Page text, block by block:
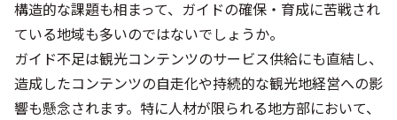
構造的な課題も相まって、ガイドの確保・育成に苦戦され
ている地域も多いのではないでしょうか。
ガイド不足は観光コンテンツのサービス供給にも直結し、
造成したコンテンツの自走化や持続的な観光地経営への影
響も懸念されます。特に人材が限られる地方部において、